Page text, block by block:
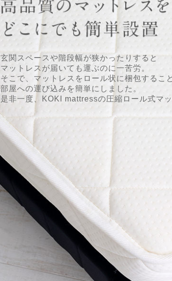
玄関スペースや階段幅が狭かったりすると
マットレスが届いても運ぶのに一苦労。
そこで、マットレスをロール状に梱包するこ
部屋への運び込みを簡単にしました。
是非一度、KOKI mattressの圧縮ロール式マ